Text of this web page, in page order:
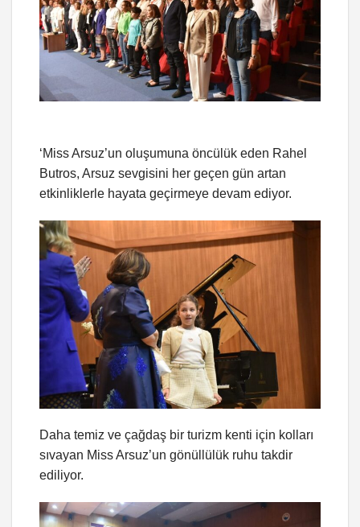
‘Miss Arsuz’un oluşumuna öncülük eden Rahel
Butros, Arsuz sevgisini her geçen gün artan
etkinliklerle hayata geçirmeye devam ediyor.
Daha temiz ve çağdaş bir turizm kenti için kolları
sıvayan Miss Arsuz’un gönüllülük ruhu takdir
ediliyor.